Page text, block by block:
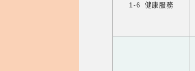
1-6 健康服務